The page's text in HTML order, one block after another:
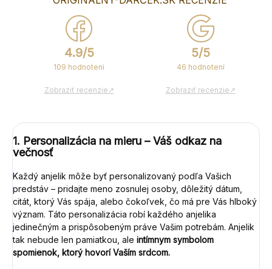
4.9/5
109 hodnotení
Zobraziť recenzie↗
5/5
46 hodnotení
Zobraziť recenzie↗
1. Personalizácia na mieru – Váš odkaz na
večnosť
Každý anjelik môže byť personalizovaný podľa Vašich
predstáv – pridajte meno zosnulej osoby, dôležitý dátum,
citát, ktorý Vás spája, alebo čokoľvek, čo má pre Vás hlboký
význam. Táto personalizácia robí každého anjelika
jedinečným a prispôsobeným práve Vašim potrebám. Anjelik
tak nebude len pamiatkou, ale intímnym symbolom
spomienok, ktorý hovorí Vaším srdcom.